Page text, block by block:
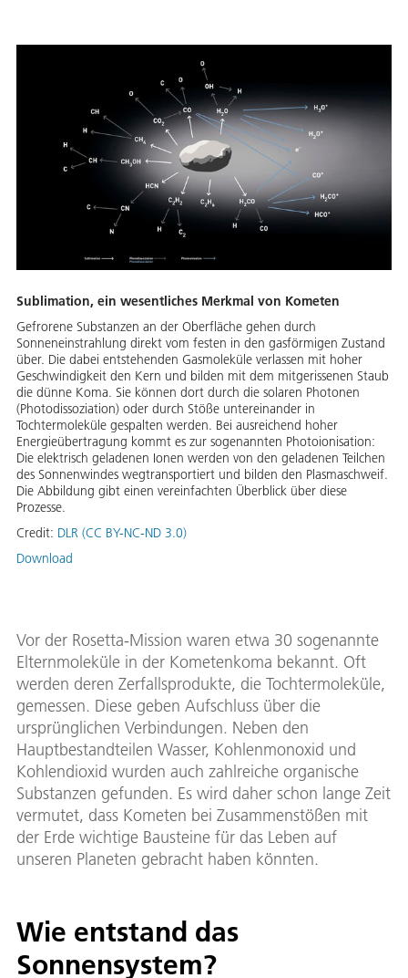
Sublimation, ein wesentliches Merkmal von Kometen
Gefrorene Substanzen an der Oberfläche gehen durch
Sonneneinstrahlung direkt vom festen in den gasförmigen Zustand
über. Die dabei entstehenden Gasmoleküle verlassen mit hoher
Geschwindigkeit den Kern und bilden mit dem mitgerissenen Staub
die dünne Koma. Sie können dort durch die solaren Photonen
(Photodissoziation) oder durch Stöße untereinander in
Tochtermoleküle gespalten werden. Bei ausreichend hoher
Energieübertragung kommt es zur sogenannten Photoionisation:
Die elektrisch geladenen Ionen werden von den geladenen Teilchen
des Sonnenwindes wegtransportiert und bilden den Plasmaschweif.
Die Abbildung gibt einen vereinfachten Überblick über diese
Prozesse.
Credit: DLR (CC BY-NC-ND 3.0)
Download
Vor der Rosetta-Mission waren etwa 30 sogenannte
Elternmoleküle in der Kometenkoma bekannt. Oft
werden deren Zerfallsprodukte, die Tochtermoleküle,
gemessen. Diese geben Aufschluss über die
ursprünglichen Verbindungen. Neben den
Hauptbestandteilen Wasser, Kohlenmonoxid und
Kohlendioxid wurden auch zahlreiche organische
Substanzen gefunden. Es wird daher schon lange Zeit
vermutet, dass Kometen bei Zusammenstößen mit
der Erde wichtige Bausteine für das Leben auf
unseren Planeten gebracht haben könnten.
Wie entstand das
Sonnensystem?